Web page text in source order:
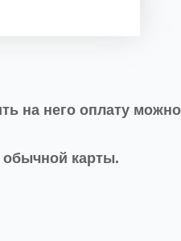
на него оплату
карты.